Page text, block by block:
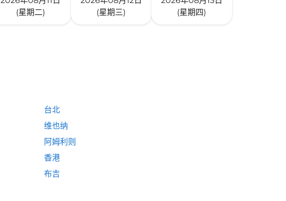
(星期二)
(星期三)
(星期四)
台北
维也纳
阿姆利则
香港
布吉